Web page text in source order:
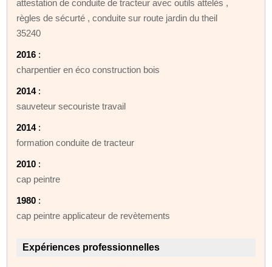
attestation de conduite de tracteur avec outils attelés ,
règles de sécurté , conduite sur route jardin du theil
35240
2016 :
charpentier en éco construction bois
2014:
sauveteur secouriste travail
2014:
formation conduite de tracteur
2010 :
cap peintre
1980 :
cap peintre applicateur de revètements
Expériences professionnelles